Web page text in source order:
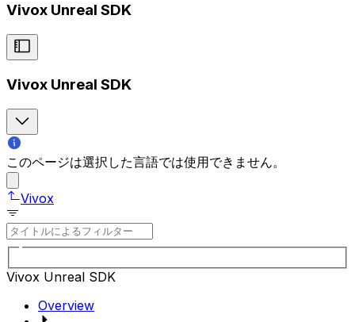
Vivox Unreal SDK
Vivox Unreal SDK
このページは選択した言語では使用できません。
Vivox
Vivox Unreal SDK
Overview